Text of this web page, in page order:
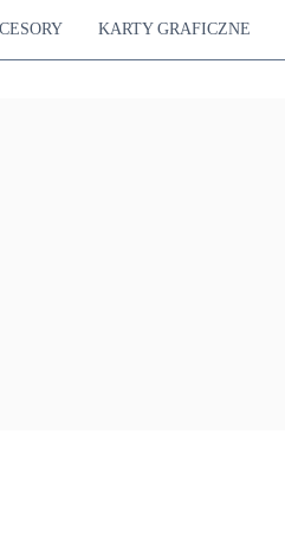
KARTY GRAFICZNE